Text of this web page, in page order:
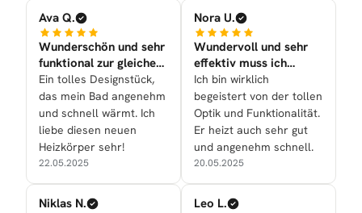
Ava Q.
Wunderschön und sehr
funktional zur gleichen
Zeit nun bei uns
Ein tolles Designstück,
das mein Bad angenehm
und schnell wärmt. Ich
liebe diesen neuen
Heizkörper sehr!
22.05.2025
Niklas N.
Nora U.
Wundervoll und sehr
effektiv muss ich
sagen!
Ich bin wirklich
begeistert von der tollen
Optik und Funktionalität.
Er heizt auch sehr gut
und angenehm schnell.
20.05.2025
Leo L.